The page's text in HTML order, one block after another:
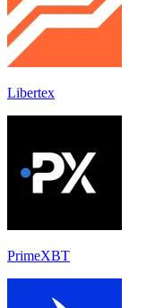
Libertex
PrimeXBT